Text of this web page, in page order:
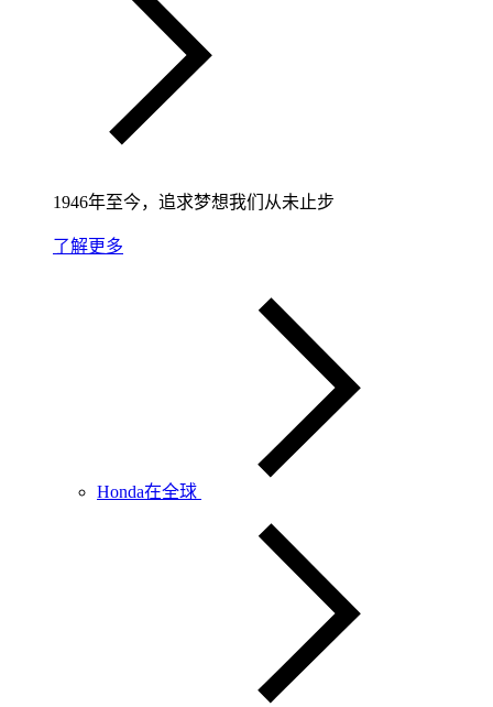
1946年至今，追求梦想我们从未止步
了解更多
Honda在全球